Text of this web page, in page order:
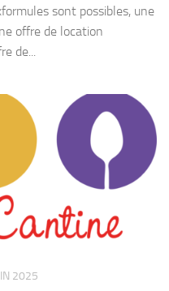
sont possibles, une
offre de location
de...
2025